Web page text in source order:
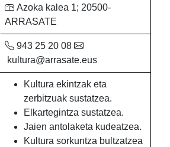
Azoka kalea 1; 20500-
ARRASATE
943 25 20 08
kultura@arrasate.eus
Kultura ekintzak eta
zerbitzuak sustatzea.
Elkartegintza sustatzea.
Jaien antolaketa kudeatzea.
Kultura sorkuntza bultzatzea